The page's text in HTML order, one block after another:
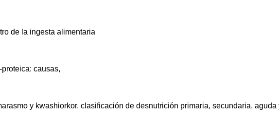
de la ingesta alimentaria
causas,
y kwashiorkor. clasificación de desnutrición primaria, secundaria, aguda